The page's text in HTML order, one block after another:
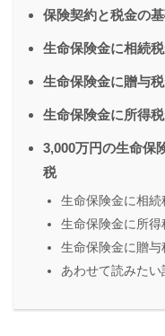
保険契約と税金の
生命保険金に相続
生命保険金に贈与
生命保険金に所得
3,000万円の生命保
税
生命保険金に相
生命保険金に所
生命保険金に贈
あわせて読みたい